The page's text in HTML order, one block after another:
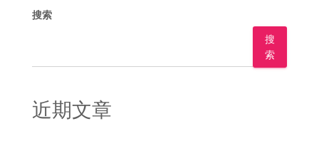
搜索
搜
索
近期文章